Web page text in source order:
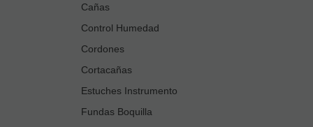
Cañas
Control Humedad
Cordones
Cortacañas
Estuches Instrumento
Fundas Boquilla